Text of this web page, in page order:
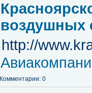
воздушных
http://
Комментарии: 0